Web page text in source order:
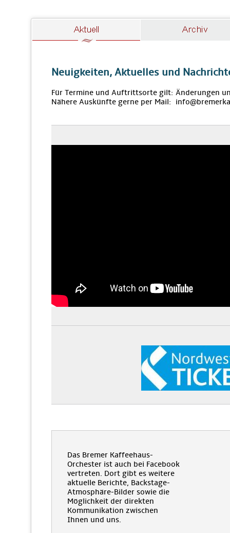
Neuigkeiten, Aktuelles und
Für Termine und Auftrittsorte gilt: Änderungen
Nähere Auskünfte gerne per Mail:
Das Bremer Kaffeehaus-
Orchester ist auch bei Facebook
vertreten. Dort gibt es weitere
aktuelle Berichte, Backstage-
Atmosphäre-Bilder sowie die
Möglichkeit der direkten
Kommunikation zwischen
Ihnen und uns.